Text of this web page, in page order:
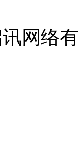
网络